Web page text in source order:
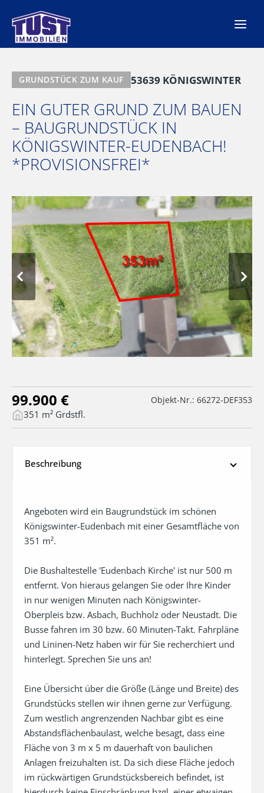
Inhalt
springen
GRUNDSTÜCK ZUM KAUF 53639 KÖNIGSWINTER
EIN GUTER GRUND ZUM BAUEN
– BAUGRUNDSTÜCK IN
KÖNIGSWINTER-EUDENBACH!
*PROVISIONSFREI*
99.900 € Objekt-Nr.: 66272-DEF353
351 m² Grdstfl.
Beschreibung
Angeboten wird ein Baugrundstück im schönen
Königswinter-Eudenbach mit einer Gesamtfläche von
351 m².
Die Bushaltestelle 'Eudenbach Kirche' ist nur 500 m
entfernt. Von hieraus gelangen Sie oder Ihre Kinder
in nur wenigen Minuten nach Königswinter-
Oberpleis bzw. Asbach, Buchholz oder Neustadt. Die
Busse fahren im 30 bzw. 60 Minuten-Takt. Fahrpläne
und Lininen-Netz haben wir für Sie recherchiert und
hinterlegt. Sprechen Sie uns an!
Eine Übersicht über die Größe (Länge und Breite) des
Grundstücks stellen wir ihnen gerne zur Verfügung.
Zum westlich angrenzenden Nachbar gibt es eine
Abstandsflächenbaulast, welche besagt, dass eine
Fläche von 3 m x 5 m dauerhaft von baulichen
Anlagen freizuhalten ist. Da sich diese Fläche jedoch
im rückwärtigen Grundstücksbereich befindet, ist